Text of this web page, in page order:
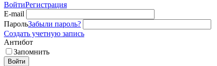
ВойтиРегистрация
E-mail
ПарольЗабыли пароль?
Создать учетную запись
Антибот
Запомнить
Войти